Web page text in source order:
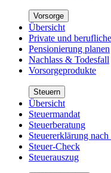
Vorsorge
Übersicht
Private und
Pensionierung planen
Nachlass & Todesfall
Vorsorgeprodukte
Steuern
Übersicht
Steuermandat
Steuerberatung
Steuererklärung
Steuer-Check
Steuerauszug